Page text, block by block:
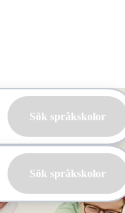
Sök språkskolor
Sök språkskolor